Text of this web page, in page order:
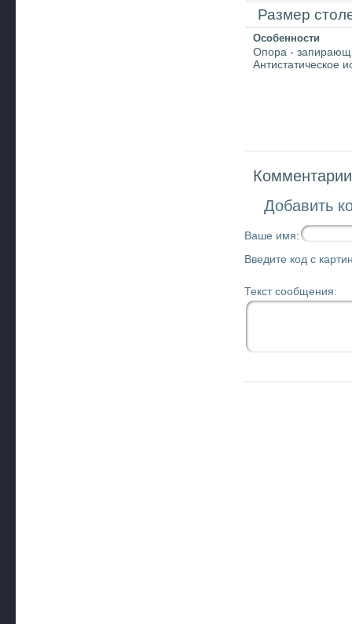
Размер
Особенности
Опора -
Антистатическое
Добавить
Ваше имя:
Введите код с
Текст сообщения: